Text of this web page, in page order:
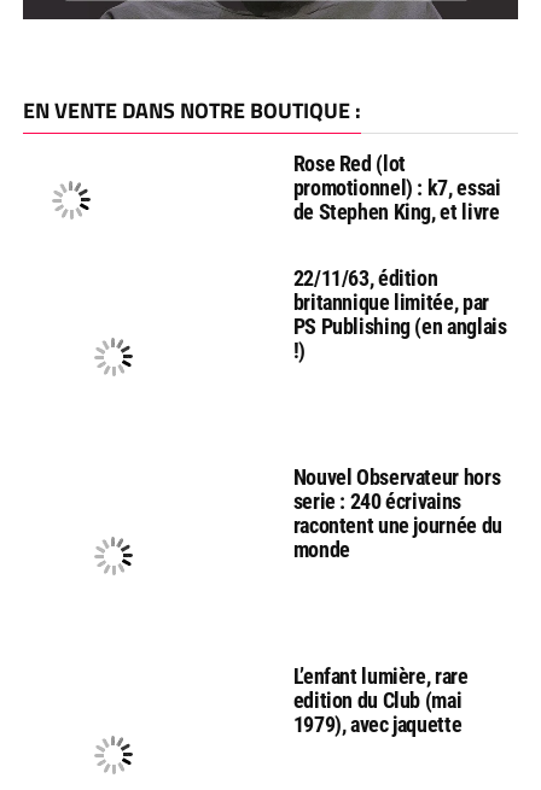
EN VENTE DANS NOTRE BOUTIQUE :
Rose Red (lot
promotionnel) : k7, essai
de Stephen King, et livre
22/11/63, édition
britannique limitée, par
PS Publishing (en anglais
!)
Nouvel Observateur hors
serie : 240 écrivains
racontent une journée du
monde
L’enfant lumière, rare
edition du Club (mai
1979), avec jaquette